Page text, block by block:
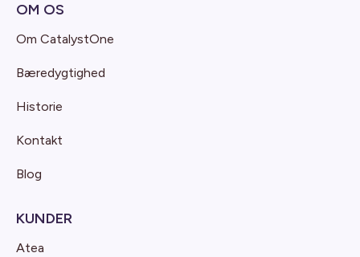
OM OS
Om CatalystOne
Bæredygtighed
Historie
Kontakt
Blog
KUNDER
Atea